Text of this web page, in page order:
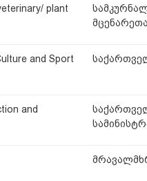
plant
and Sport
and